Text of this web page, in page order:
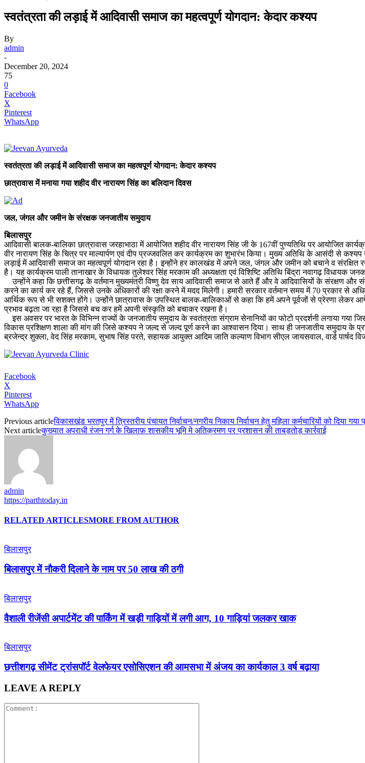
स्वतंत्रता की लड़ाई में आदिवासी समाज का महत्वपूर्ण योगदान: केदार कश्यप
By
admin
-
December 20, 2024
75
0
Facebook
X
Pinterest
WhatsApp
स्वतंत्रता की लड़ाई में आदिवासी समाज का महत्वपूर्ण योगदान: केदार कश्यप
छात्रावास में मनाया गया शहीद वीर नारायण सिंह का बलिदान दिवस
जल, जंगल और जमीन के संरक्षक जनजातीय समुदाय
बिलासपुर
आदिवासी बालक-बालिका छात्रावास जरहाभाठा में आयोजित शहीद वीर नारायण सिंह जी के 167वीं पुण्यतिथि पर आयोजित
वीर नारायण सिंह के चित्र पर माल्यार्पण एवं दीप प्रज्जवलित कर कार्यक्रम का शुभारंभ किया। मुख्य अतिथि के आसंदी से
लड़ाई में आदिवासी समाज का महत्वपूर्ण योगदान रहा है। इन्होंने हर कालखंड में अपने जल, जंगल और जमीन को बचाने व
है। यह कार्यक्रम पाली तानाखार के विधायक तुलेश्वर सिंह मरकाम की अध्यक्षता एवं विशिष्टि अतिथि बिंद्रा नवागढ़ विधायक
उन्होंने कहा कि छत्तीसगढ़ के वर्तमान मुख्यमंत्री विष्णु देव साय आदिवासी समाज से आते हैं और वे आदिवासियों के संरक्षण और
करने का कार्य कर रहे हैं, जिससे उनके अधिकारों की रक्षा करने में मदद मिलेगी। हमारी सरकार वर्तमान समय में 70 प्रकार
आर्थिक रूप से भी सशक्त होंगे। उन्होंने छात्रावास के उपस्थित बालक-बालिकाओं से कहा कि हमें अपने पूर्वजों से प्रेरणा लेकर
प्रभाव बढ़ता जा रहा है जिससे बच कर हमें अपनी संस्कृति को बचाकर रखना है।
इस अवसर पर भारत के विभिन्न राज्यों के जनजातीय समुदाय के स्वतंत्रता संग्राम सेनानियों का फोटो प्रदर्शनी लगाया गया
विकास प्रशिक्षण शाला की मांग की जिसे कश्यप ने जल्द से जल्द पूर्ण करने का आश्वासन दिया। साथ ही जनजातीय समुदाय के
ब्रजेन्द्र शुक्ला, वेद सिंह मरकाम, सुभाष सिंह परते, सहायक आयुक्त आदिम जाति कल्याण विभाग सीएल जायसवाल, वार्ड पार्षद
Facebook
X
Pinterest
WhatsApp
Previous articleविकासखंड भरतपुर में त्रिस्तरीय पंचायत निर्वाचन/नगरीय निकाय निर्वाचन हेतु महिला कर्मचारियों को दिया गया
Next articleकुख्यात अपराधी रंजन गर्ग के खिलाफ़ शासकीय भूमि मे अतिक्रमण पर प्रशासन की ताबड़तोड़ कार्रवाई
admin
https://parthtoday.in
RELATED ARTICLESMORE FROM AUTHOR
बिलासपुर
बिलासपुर में नौकरी दिलाने के नाम पर 50 लाख की ठगी
बिलासपुर
वैशाली रीजेंसी अपार्टमेंट की पार्किंग में खड़ी गाड़ियों में लगी आग, 10 गाड़ियां जलकर खाक
बिलासपुर
छत्तीशगढ़ सीमेंट ट्रांसपॉर्ट वेलफेयर एसोसिएशन की आमसभा में अंजय का कार्यकाल 3 वर्ष बढ़ाया
LEAVE A REPLY